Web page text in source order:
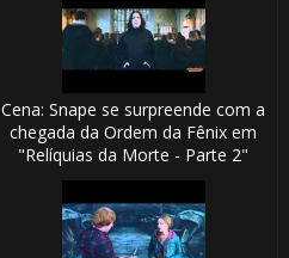
Cena: Snape se surpreende com a
chegada da Ordem da Fênix em
"Relíquias da Morte - Parte 2"